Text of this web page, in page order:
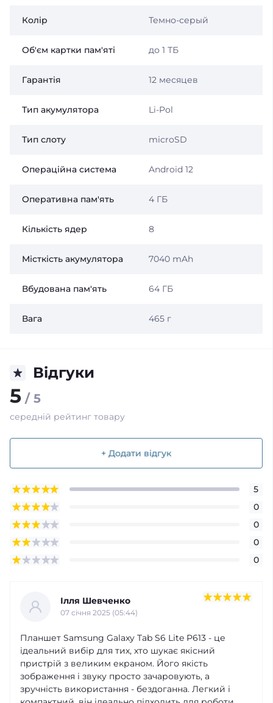
Колір Темно-серый
Об'єм картки пам'яті до 1 ТБ
Гарантія 12 месяцев
Тип акумулятора Li-Pol
Тип слоту microSD
Операційна система Android 12
Оперативна пам'ять 4 ГБ
Кількість ядер 8
Місткість акумулятора 7040 mAh
Вбудована пам'ять 64 ГБ
Вага 465 г
Відгуки
5 / 5
середній рейтинг товару
+ Додати відгук
5
0
0
0
0
Ілля Шевченко
07 cічня 2025 (05:44)
Планшет Samsung Galaxy Tab S6 Lite P613 - це
ідеальний вибір для тих, хто шукає якісний
пристрій з великим екраном. Його якість
зображення і звуку просто зачаровують, а
зручність використання - бездоганна. Легкий і